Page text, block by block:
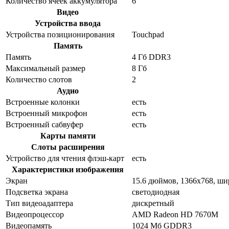
Видео
Устройства ввода
Устройства позиционирования
Touchpad
Память
Память
4 Гб DDR3
Максимальный размер
8 Гб
Количество слотов
2
Аудио
Встроенные колонки
есть
Встроенный микрофон
есть
Встроенный сабвуфер
есть
Карты памяти
Слоты расширения
Устройство для чтения флэш-карт
есть
Характеристики изображения
Экран
15.6 дюймов, 1366x768,
Подсветка экрана
светодиодная
Тип видеоадаптера
дискретный
Видеопроцессор
AMD Radeon HD 7670M
Видеопамять
1024 Мб GDDR3